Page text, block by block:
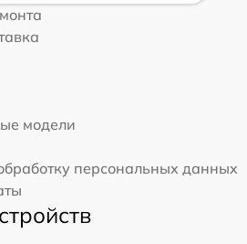
модели
персональных данных